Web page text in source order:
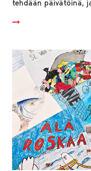
tehdään päivätöinä,